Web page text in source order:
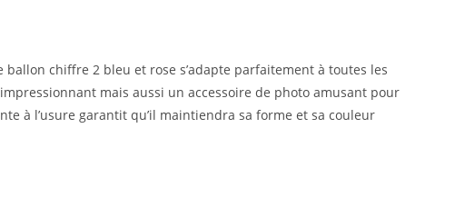
chiffre 2 bleu et rose s’adapte parfaitement à toutes les
mais aussi un accessoire de photo amusant pour
à l’usure garantit qu’il maintiendra sa forme et sa couleur